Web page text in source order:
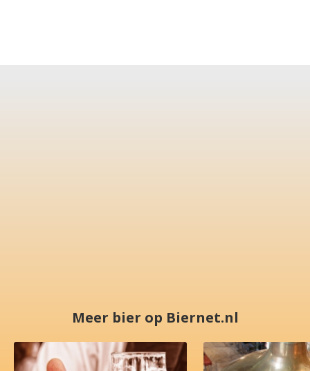
Meer bier op Biernet.nl